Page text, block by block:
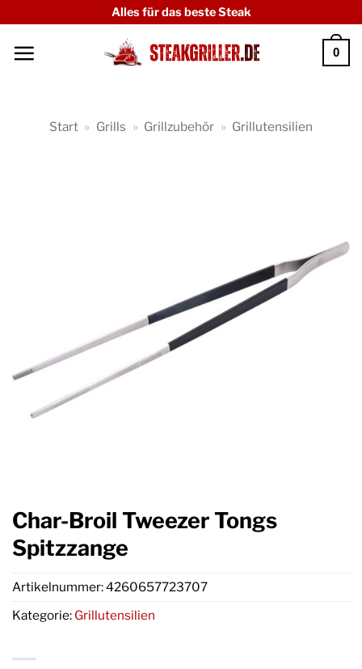
springen
Alles für das beste Steak
0
Start » Grills » Grillzubehör » Grillutensilien
Char-Broil Tweezer Tongs
Spitzzange
Artikelnummer:4260657723707
Kategorie: Grillutensilien